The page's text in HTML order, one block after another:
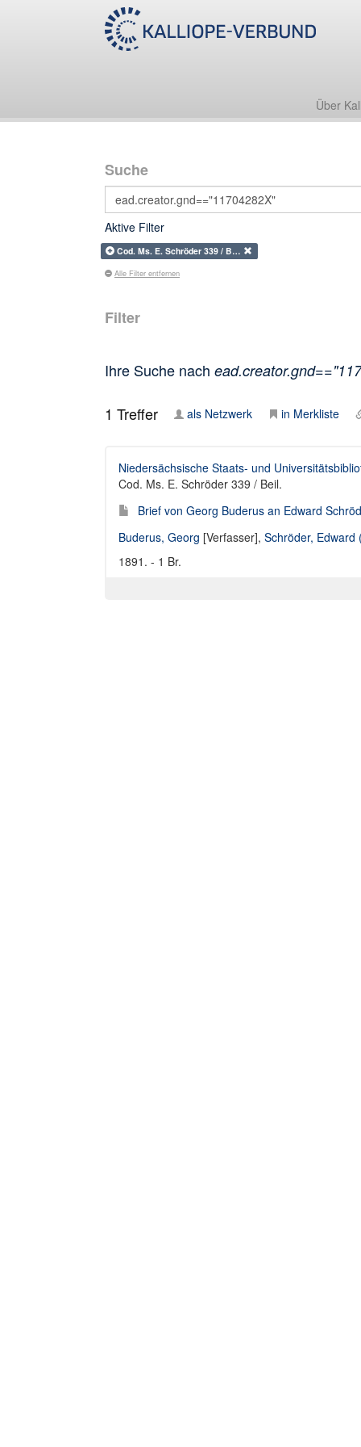
Über
Suche
Aktive Filter
Cod. Ms. E. Schröder 339 / B…
Alle Filter entfernen
Filter
Ihre Suche nach
1 Treffer als Netzwerk in Merkliste
Niedersächsische Staats- und
Cod. Ms. E. Schröder 339 / Beil.
Brief von Georg Buderus an Edward
Buderus, Georg [Verfasser], Schröder, Edward
1891. - 1 Br.